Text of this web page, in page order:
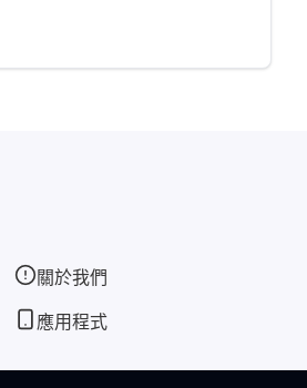
關於我們
應用程式